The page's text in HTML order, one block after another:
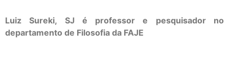
Luiz Sureki, SJ é professor e pesquisador no
departamento de Filosofia da FAJE